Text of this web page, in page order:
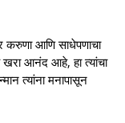
करुणा आणि साधेपणाचा
खरा आनंद आहे, हा त्यांचा
त्यांना मनापासून